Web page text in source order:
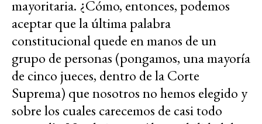
mayoritaria. ¿Cómo, entonces, podemos
aceptar que la última palabra
constitucional quede en manos de un
grupo de personas (pongamos, una mayoría
de cinco jueces, dentro de la Corte
Suprema) que nosotros no hemos elegido y
sobre los cuales carecemos de casi todo